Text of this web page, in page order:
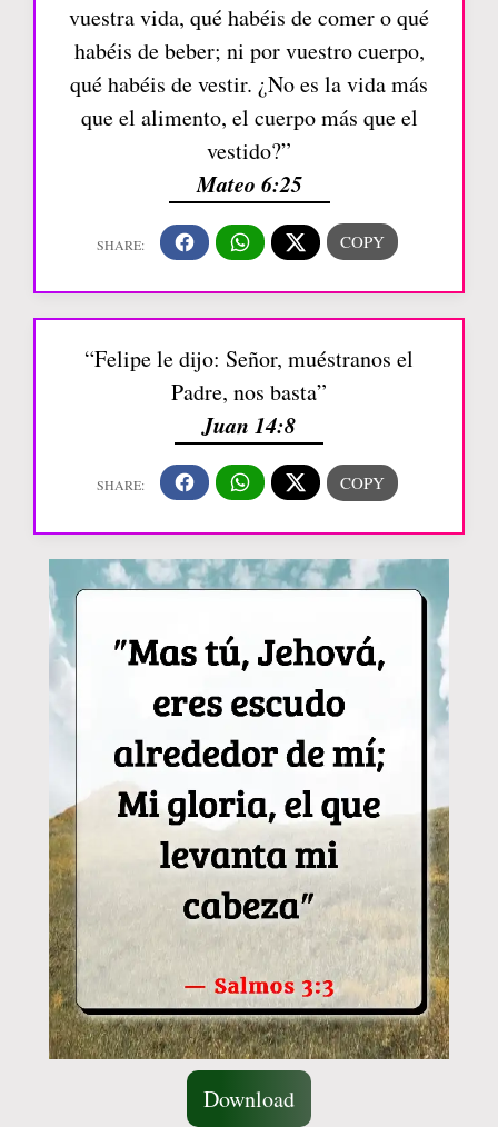
vuestra vida, qué habéis de comer o qué
habéis de beber; ni por vuestro cuerpo,
qué habéis de vestir. ¿No es la vida más
que el alimento, el cuerpo más que el
vestido?”
Mateo 6:25
“Felipe le dijo: Señor, muéstranos el
Padre, nos basta”
Juan 14:8
Download